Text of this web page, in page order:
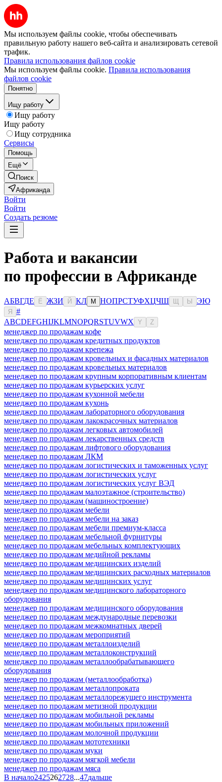
Мы используем файлы cookie, чтобы обеспечивать
правильную работу нашего веб-сайта и анализировать сетевой
трафик.
Правила использования файлов cookie
Мы используем файлы cookie. Правила использования
файлов cookie
Понятно
Ищу работу
Ищу работу
Ищу работу
Ищу сотрудника
Сервисы
Помощь
Ещё
Поиск
Африканда
Войти
Войти
Создать резюме
Работа и вакансии
по профессии в Африканде
АБВГДЕ Ё ЖЗИ Й КЛ М НОПРСТУФХЦЧШ Ы ЭЮ
Я
#
ABCDEFGHIJKLMNOPQRSTUVWX Y Z
менеджер по продажам кофе
менеджер по продажам кредитных продуктов
менеджер по продажам крепежа
менеджер по продажам кровельных и фасадных материалов
менеджер по продажам кровельных материалов
менеджер по продажам крупным корпоративным клиентам
менеджер по продажам курьерских услуг
менеджер по продажам кухонной мебели
менеджер по продажам кухонь
менеджер по продажам лабораторного оборудования
менеджер по продажам лакокрасочных материалов
менеджер по продажам легковых автомобилей
менеджер по продажам лекарственных средств
менеджер по продажам лифтового оборудования
менеджер по продажам ЛКМ
менеджер по продажам логистических и таможенных услуг
менеджер по продажам логистических услуг
менеджер по продажам логистических услуг ВЭД
менеджер по продажам малоэтажное (строительство)
менеджер по продажам (машиностроение)
менеджер по продажам мебели
менеджер по продажам мебели на заказ
менеджер по продажам мебели премиум-класса
менеджер по продажам мебельной фурнитуры
менеджер по продажам мебельных комплектующих
менеджер по продажам медийной рекламы
менеджер по продажам медицинских изделий
менеджер по продажам медицинских расходных материалов
менеджер по продажам медицинских услуг
менеджер по продажам медицинского лабораторного
оборудования
менеджер по продажам медицинского оборудования
менеджер по продажам международные перевозки
менеджер по продажам межкомнатных дверей
менеджер по продажам мероприятий
менеджер по продажам металлоизделий
менеджер по продажам металлоконструкций
менеджер по продажам металлообрабатывающего
оборудования
менеджер по продажам (металлообработка)
менеджер по продажам металлопроката
менеджер по продажам металлорежущего инструмента
менеджер по продажам метизной продукции
менеджер по продажам мобильной рекламы
менеджер по продажам мобильных приложений
менеджер по продажам молочной продукции
менеджер по продажам мототехники
менеджер по продажам муки
менеджер по продажам мягкой мебели
менеджер по продажам мяса
В начало2425262728...47дальше